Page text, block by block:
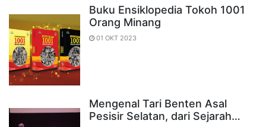
Buku Ensiklopedia Tokoh 1001
Orang Minang
01 OKT 2023
Mengenal Tari Benten Asal
Pesisir Selatan, dari Sejarah…